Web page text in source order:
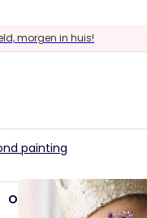
morgen in huis!
Overig
painting